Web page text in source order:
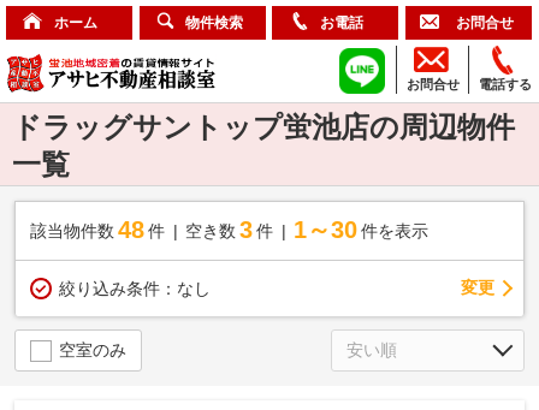
ホーム 物件検索 お電話 お問合せ
電話する
お問合せ
ドラッグサントップ蛍池店の周辺物件
一覧
該当物件数 48件 空き数 3 件 1～30 件を表示
絞り込み条件： なし 変更
空室のみ